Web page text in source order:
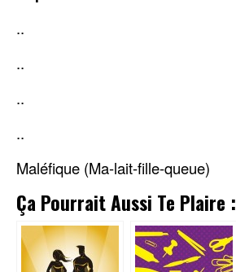
..
..
..
..
Maléfique (Ma-lait-fille-queue)
Ça Pourrait Aussi Te Plaire :